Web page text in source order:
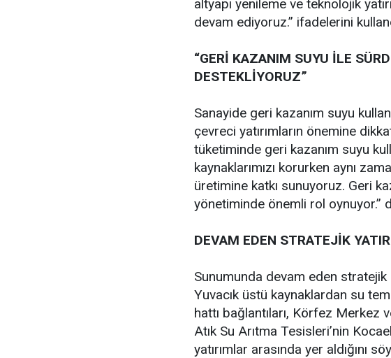
altyapı yenileme ve teknolojik
devam ediyoruz.” ifadelerini
“GERİ KAZANIM SUYU İLE
DESTEKLİYORUZ”
Sanayide geri kazanım suyu
çevreci yatırımların önemine
tüketiminde geri kazanım suyu
kaynaklarımızı korurken aynı
üretimine katkı sunuyoruz. Geri
yönetiminde önemli rol oynuyor.”
DEVAM EDEN STRATEJİK
Sunumunda devam eden stratejik
Yuvacık üstü kaynaklardan su
hattı bağlantıları, Körfez Merkez
Atık Su Arıtma Tesisleri’nin
yatırımlar arasında yer aldığını